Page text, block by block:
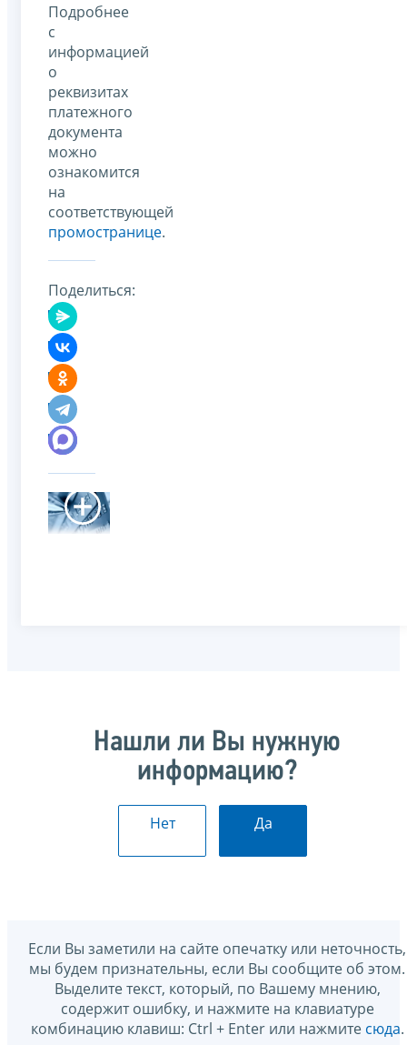
Подробнее
с
информацией
о
реквизитах
платежного
документа
можно
ознакомится
на
соответствующей
промостранице.
Поделиться:
Нашли ли Вы нужную
информацию?
Нет Да
Если Вы заметили на сайте опечатку или неточность,
мы будем признательны, если Вы сообщите об этом.
Выделите текст, который, по Вашему мнению,
содержит ошибку, и нажмите на клавиатуре
комбинацию клавиш: Ctrl + Enter или нажмите сюда.